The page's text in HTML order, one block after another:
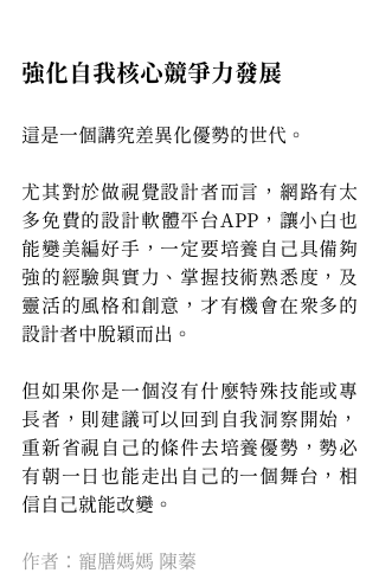
強化自我核心競爭力發展
這是一個講究差異化優勢的世代。
尤其對於做視覺設計者而言，網路有太
多免費的設計軟體平台APP，讓小白也
能變美編好手，一定要培養自己具備夠
強的經驗與實力、掌握技術熟悉度，及
靈活的風格和創意，才有機會在眾多的
設計者中脫穎而出。
但如果你是一個沒有什麼特殊技能或專
長者，則建議可以回到自我洞察開始，
重新省視自己的條件去培養優勢，勢必
有朝一日也能走出自己的一個舞台，相
信自己就能改變。
作者：寵膳媽媽 陳蓁